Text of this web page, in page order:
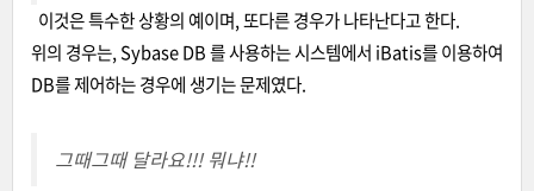
이것은 특수한 상황의 예이며, 또다른 경우가 나타난다고 한다.
위의 경우는, Sybase DB 를 사용하는 시스템에서 iBatis를 이용하여
DB를 제어하는 경우에 생기는 문제였다.
그때그때 달라요!!! 뭐냐!!